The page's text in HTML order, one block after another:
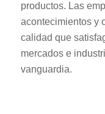
productos. Las
acontecimientos y
calidad que
mercados e
vanguardia.